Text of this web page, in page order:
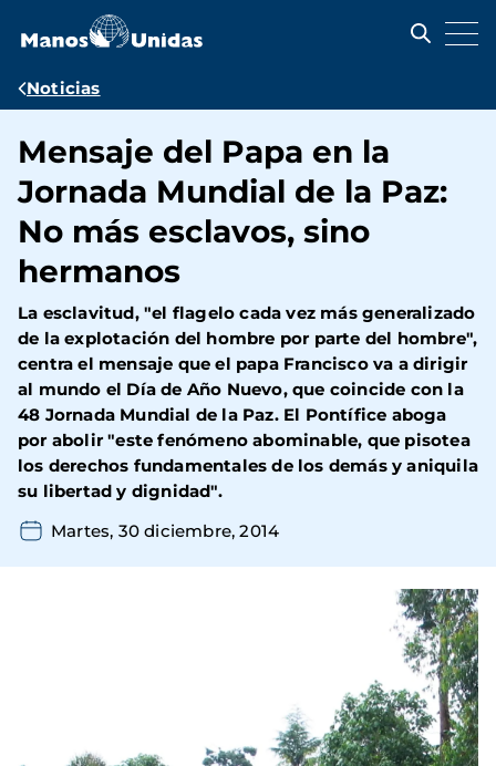
contenido
Ruta
navegación
Noticias
Mensaje del Papa en la
Jornada Mundial de la Paz:
No más esclavos, sino
hermanos
La esclavitud, "el flagelo cada vez más generalizado
de la explotación del hombre por parte del hombre",
centra el mensaje que el papa Francisco va a dirigir
al mundo el Día de Año Nuevo, que coincide con la
48 Jornada Mundial de la Paz. El Pontífice aboga
por abolir "este fenómeno abominable, que pisotea
los derechos fundamentales de los demás y aniquila
su libertad y dignidad".
Martes, 30 diciembre, 2014